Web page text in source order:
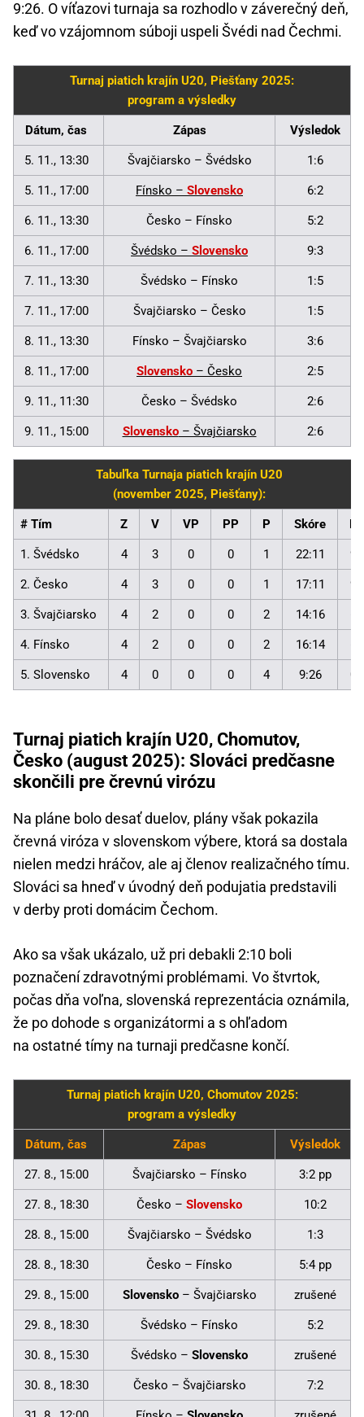
9:26. O víťazovi turnaja sa rozhodlo v záverečný deň,
keď vo vzájomnom súboji uspeli Švédi nad Čechmi.
Turnaj piatich krajín U20, Piešťany 2025:
program a výsledky
Dátum, čas Zápas Výsledok
5. 11., 13:30 Švajčiarsko – Švédsko 1:6
5. 11., 17:00 Fínsko – Slovensko 6:2
6. 11., 13:30 Česko – Fínsko 5:2
6. 11., 17:00 Švédsko – Slovensko 9:3
7. 11., 13:30 Švédsko – Fínsko 1:5
7. 11., 17:00 Švajčiarsko – Česko 1:5
8. 11., 13:30 Fínsko – Švajčiarsko 3:6
8. 11., 17:00 Slovensko – Česko 2:5
9. 11., 11:30 Česko – Švédsko 2:6
9. 11., 15:00 Slovensko– Švajčiarsko 2:6
Tabuľka Turnaja piatich krajín U20
(november 2025, Piešťany):
# Tím Z V VP PP P Skóre B
1. Švédsko 4 3 0 0 1 22:11 9
2. Česko 4 3 0 0 1 17:11 9
3. Švajčiarsko 4 2 0 0 2 14:16
4. Fínsko 4 2 0 0 2 16:14
5. Slovensko 4 0 0 0 4 9:26 0
Turnaj piatich krajín U20, Chomutov,
Česko (august 2025): Slováci predčasne
skončili pre črevnú virózu
Na pláne bolo desať duelov, plány však pokazila
črevná viróza v slovenskom výbere, ktorá sa dostala
nielen medzi hráčov, ale aj členov realizačného tímu.
Slováci sa hneď v úvodný deň podujatia predstavili
v derby proti domácim Čechom.
Ako sa však ukázalo, už pri debakli 2:10 boli
poznačení zdravotnými problémami. Vo štvrtok,
počas dňa voľna, slovenská reprezentácia oznámila,
že po dohode s organizátormi a s ohľadom
na ostatné tímy na turnaji predčasne končí.
Turnaj piatich krajín U20, Chomutov 2025:
program a výsledky
Dátum, čas Zápas Výsledok
27. 8., 15:00 Švajčiarsko – Fínsko 3:2 pp
27. 8., 18:30 Česko – Slovensko 10:2
28. 8., 15:00 Švajčiarsko – Švédsko 1:3
28. 8., 18:30 Česko – Fínsko 5:4 pp
29. 8., 15:00 Slovensko– Švajčiarsko zrušené
29. 8., 18:30 Švédsko – Fínsko 5:2
30. 8., 15:30 Švédsko – Slovensko zrušené
30. 8., 18:30 Česko – Švajčiarsko 7:2